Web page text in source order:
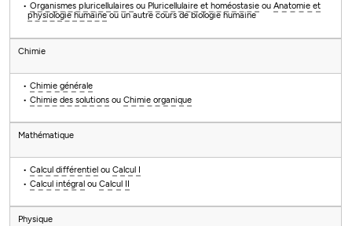
Organismes pluricellulairesou Pluricellulaire et homéostasieou Anatomie et
physiologie humaineou un autre cours de biologie humaine
Chimie
Chimie générale
Chimie des solutionsou Chimie organique
Mathématique
Calcul différentiel ou Calcul I
Calcul intégralou Calcul II
Physique